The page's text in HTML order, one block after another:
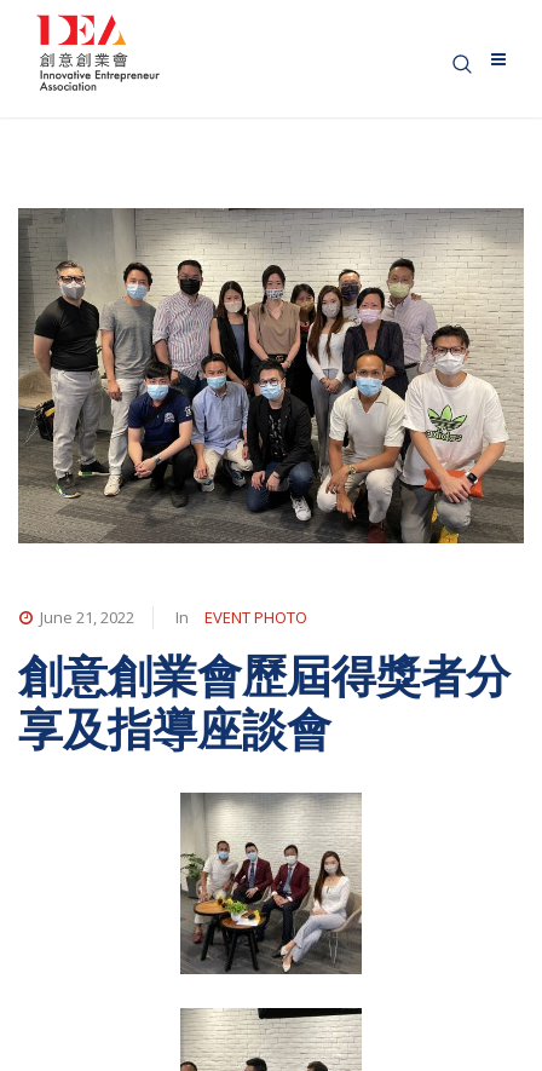
June 21, 2022 In EVENT PHOTO
創意創業會歷屆得獎者分
享及指導座談會